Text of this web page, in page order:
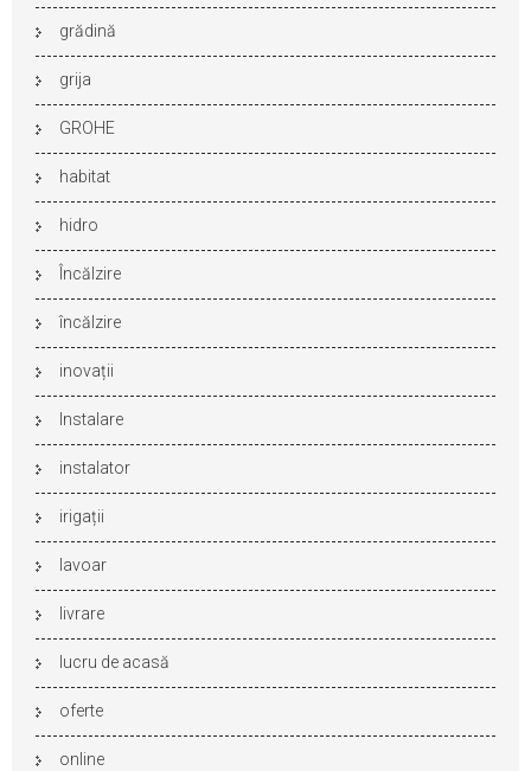
grădină
grija
GROHE
habitat
hidro
Încălzire
încălzire
inovații
Instalare
instalator
irigații
lavoar
livrare
lucru de acasă
oferte
online